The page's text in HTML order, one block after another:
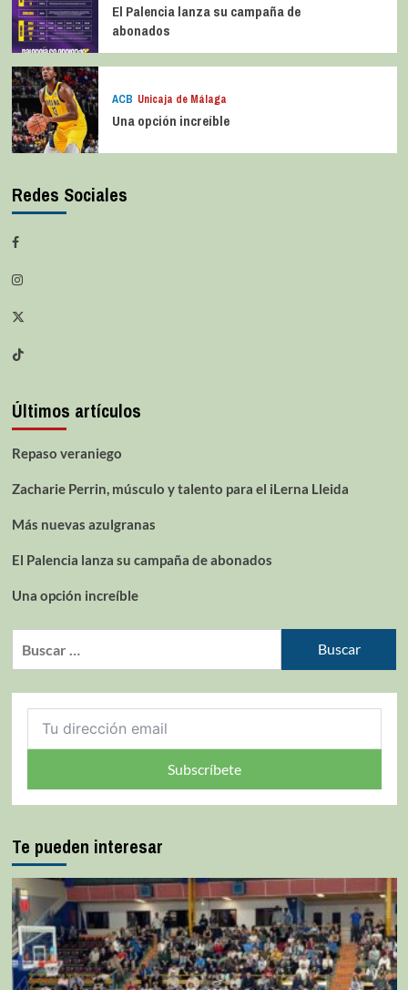
El Palencia lanza su campaña de
abonados
ACB Unicaja de Málaga
Una opción increíble
Redes Sociales
Últimos artículos
Repaso veraniego
Zacharie Perrin, músculo y talento para el iLerna Lleida
Más nuevas azulgranas
El Palencia lanza su campaña de abonados
Una opción increíble
Subscríbete
Te pueden interesar